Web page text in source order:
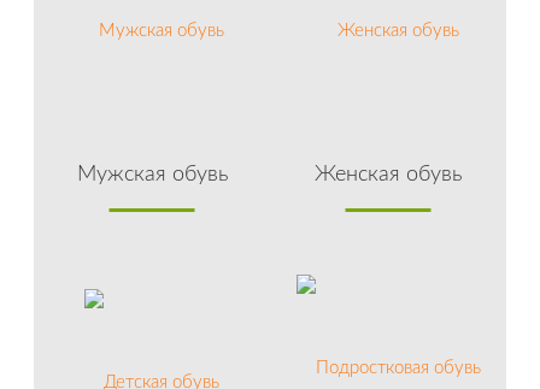
Мужская обувь Женская обувь